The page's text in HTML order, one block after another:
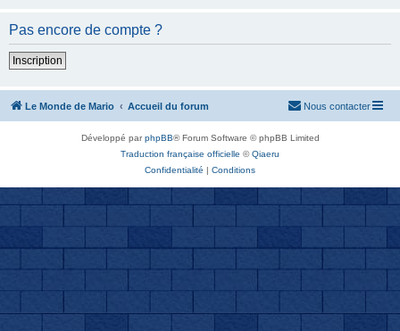
Pas encore de compte ?
Inscription
Le Monde de Mario Accueil du forum Nous contacter
Développé parphpBB® Forum Software © phpBB Limited
Traduction française officielle ©Qiaeru
Confidentialité | Conditions